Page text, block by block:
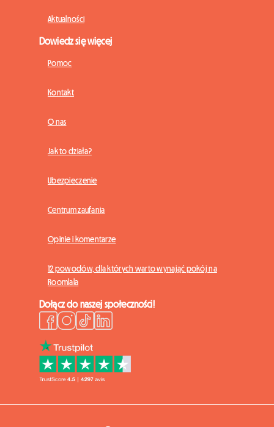
Aktualności
Dowiedz się więcej
Pomoc
Kontakt
O nas
Jak to działa?
Ubezpieczenie
Centrum zaufania
Opinie i komentarze
12 powodów, dla których warto wynająć pokój na
Roomlala
Dołącz do naszej społeczności!